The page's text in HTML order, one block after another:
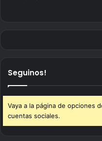
Seguinos!
Vaya a la página de opciones
cuentas sociales.